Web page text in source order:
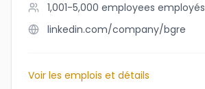
1,001-5,000 employees employés
linkedin.com/company/bgre
Voir les emplois et détails